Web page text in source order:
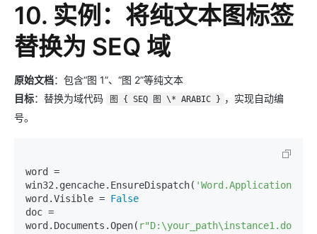
10. 实例：将纯文本图标签
替换为 SEQ 域
原始文档：包含“图 1”、“图 2”等纯文本
目标：替换为域代码 图 { SEQ 图 \* ARABIC } ，实现自动编
号。
word =
win32.gencache.EnsureDispatch( 'Word.Application'
word.Visible = False
doc =
word.Documents.Open( r"D:\your_path\instance1.docx"